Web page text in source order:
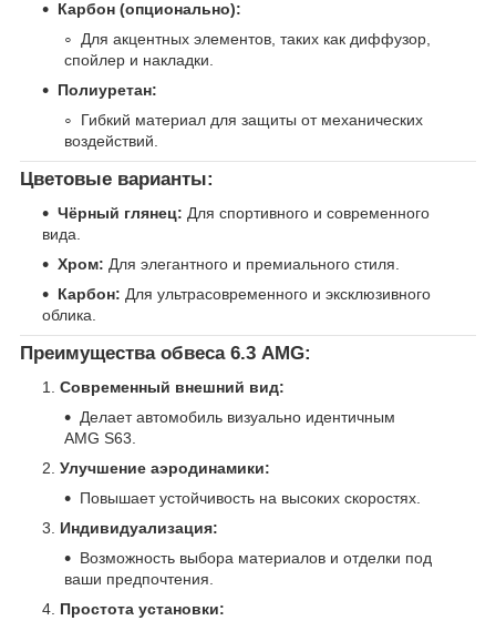
Карбон (опционально):
Для акцентных элементов, таких как диффузор,
спойлер и накладки.
Полиуретан:
Гибкий материал для защиты от механических
воздействий.
Цветовые варианты:
Чёрный глянец: Для спортивного и современного
вида.
Хром: Для элегантного и премиального стиля.
Карбон: Для ультрасовременного и эксклюзивного
облика.
Преимущества обвеса 6.3 AMG:
Современный внешний вид:
Делает автомобиль визуально идентичным
AMG S63.
Улучшение аэродинамики:
Повышает устойчивость на высоких скоростях.
Индивидуализация:
Возможность выбора материалов и отделки под
ваши предпочтения.
Простота установки: